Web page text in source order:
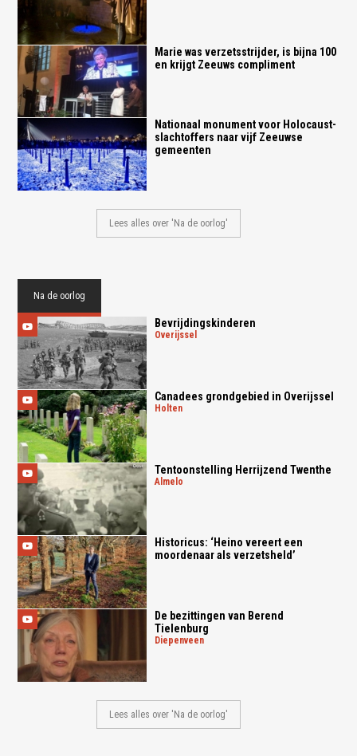
Marie was verzetsstrijder, is bijna 100
en krijgt Zeeuws compliment
Nationaal monument voor Holocaust-
slachtoffers naar vijf Zeeuwse
gemeenten
Lees alles over 'Na de oorlog'
Na de oorlog
Bevrijdingskinderen
overijssel
Canadees grondgebied in Overijssel
holten
Tentoonstelling Herrijzend Twenthe
almelo
Historicus: ‘Heino vereert een
moordenaar als verzetsheld’
De bezittingen van Berend
Tielenburg
diepenveen
Lees alles over 'Na de oorlog'